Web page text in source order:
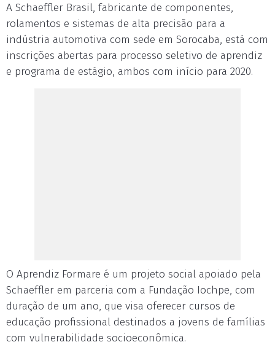
A Schaeffler Brasil, fabricante de componentes,
rolamentos e sistemas de alta precisão para a
indústria automotiva com sede em Sorocaba, está com
inscrições abertas para processo seletivo de aprendiz
e programa de estágio, ambos com início para 2020.
O Aprendiz Formare é um projeto social apoiado pela
Schaeffler em parceria com a Fundação Iochpe, com
duração de um ano, que visa oferecer cursos de
educação profissional destinados a jovens de famílias
com vulnerabilidade socioeconômica.